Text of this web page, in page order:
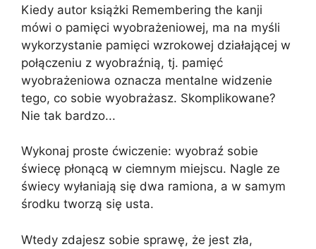
Kiedy autor książki Remembering the kanji
mówi o pamięci wyobrażeniowej, ma na myśli
wykorzystanie pamięci wzrokowej działającej w
połączeniu z wyobraźnią, tj. pamięć
wyobrażeniowa oznacza mentalne widzenie
tego, co sobie wyobrażasz. Skomplikowane?
Nie tak bardzo...
Wykonaj proste ćwiczenie: wyobraź sobie
świecę płonącą w ciemnym miejscu. Nagle ze
świecy wyłaniają się dwa ramiona, a w samym
środku tworzą się usta.
Wtedy zdajesz sobie sprawę, że jest zła,